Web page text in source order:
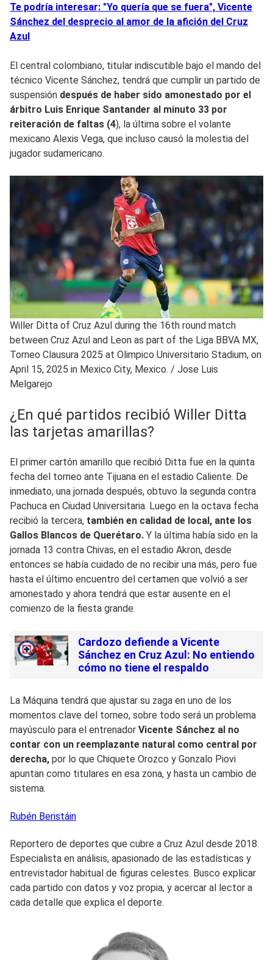
Te podría interesar: "Yo quería que se fuera", Vicente
Sánchez del desprecio al amor de la afición del Cruz
Azul
El central colombiano, titular indiscutible bajo el mando del
técnico Vicente Sánchez, tendrá que cumplir un partido de
suspensión después de haber sido amonestado por el
árbitro Luis Enrique Santander al minuto 33 por
reiteración de faltas (4), la última sobre el volante
mexicano Alexis Vega, que incluso causó la molestia del
jugador sudamericano.
Willer Ditta of Cruz Azul during the 16th round match
between Cruz Azul and Leon as part of the Liga BBVA MX,
Torneo Clausura 2025 at Olimpico Universitario Stadium, on
April 15, 2025 in Mexico City, Mexico. / Jose Luis
Melgarejo
¿En qué partidos recibió Willer Ditta
las tarjetas amarillas?
El primer cartón amarillo que recibió Ditta fue en la quinta
fecha del torneo ante Tijuana en el estadio Caliente. De
inmediato, una jornada después, obtuvo la segunda contra
Pachuca en Ciudad Universitaria. Luego en la octava fecha
recibió la tercera, también en calidad de local, ante los
Gallos Blancos de Querétaro. Y la última había sido en la
jornada 13 contra Chivas, en el estadio Akron, desde
entonces se había cuidado de no recibir una más, pero fue
hasta el último encuentro del certamen que volvió a ser
amonestado y ahora tendrá que estar ausente en el
comienzo de la fiesta grande.
Cardozo defiende a Vicente
Sánchez en Cruz Azul: No entiendo
cómo no tiene el respaldo
La Máquina tendrá que ajustar su zaga en uno de los
momentos clave del torneo, sobre todo será un problema
mayúsculo para el entrenador Vicente Sánchez al no
contar con un reemplazante natural como central por
derecha, por lo que Chiquete Orozco y Gonzalo Piovi
apuntan como titulares en esa zona, y hasta un cambio de
sistema.
Rubén Beristáin
Reportero de deportes que cubre a Cruz Azul desde 2018.
Especialista en análisis, apasionado de las estadísticas y
entrevistador habitual de figuras celestes. Busco explicar
cada partido con datos y voz propia, y acercar al lector a
cada detalle que explica el deporte.